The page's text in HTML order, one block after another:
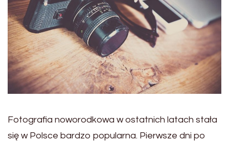
Fotografia noworodkowa w ostatnich latach stała
się w Polsce bardzo popularna. Pierwsze dni po